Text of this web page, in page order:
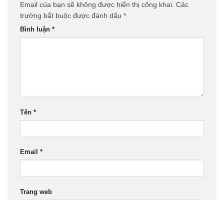
Email của bạn sẽ không được hiển thị công khai. Các
trường bắt buộc được đánh dấu *
Bình luận *
Tên *
Email *
Trang web